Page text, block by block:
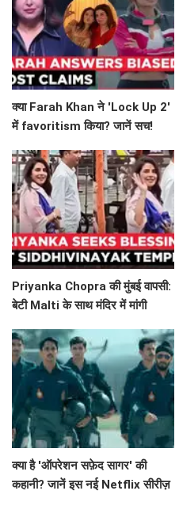
क्या Farah Khan ने 'Lock Up 2'
में favoritism किया? जानें सच!
Priyanka Chopra की मुंबई वापसी:
बेटी Malti के साथ मंदिर में मांगी
क्या है 'ऑपरेशन सफ़ेद सागर' की
कहानी? जानें इस नई Netflix सीरीज़